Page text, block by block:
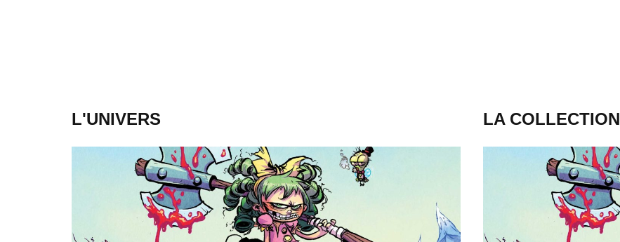
L'UNIVERS LA COLLECTION